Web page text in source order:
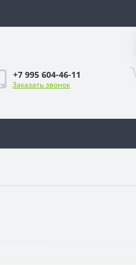
+7 995 604-46-11
Заказать звонок